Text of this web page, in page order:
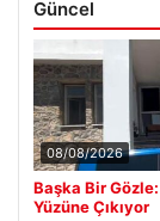
Güncel
08/08/2026
Başka Bir
Yüzüne Çıkıyor